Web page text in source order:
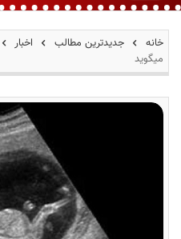
ر
م
ز
خانه جدیدترین مطالب اخبار
میگوید